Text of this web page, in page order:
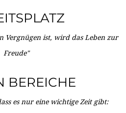
Vergnügen ist, wird das Leben zur
Freude"
BEREICHE
es nur eine wichtige Zeit gibt: